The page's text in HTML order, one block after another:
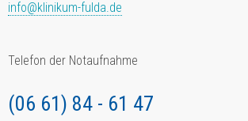
info@klinikum-fulda.de
Telefon der Notaufnahme
(06 61) 84 - 61 47